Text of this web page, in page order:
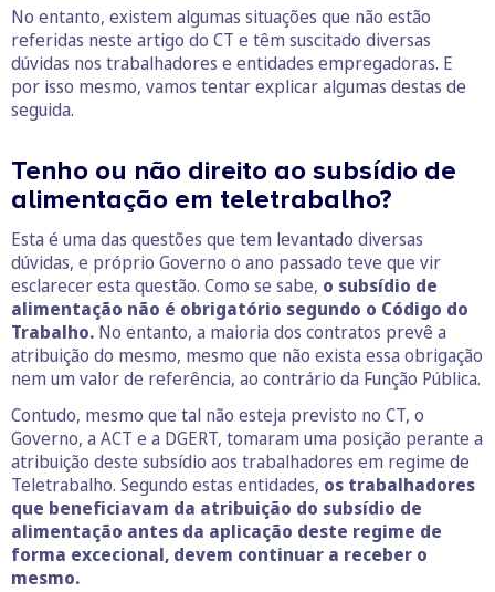
No entanto, existem algumas situações que não estão
referidas neste artigo do CT e têm suscitado diversas
dúvidas nos trabalhadores e entidades empregadoras. E
por isso mesmo, vamos tentar explicar algumas destas de
seguida.
Tenho ou não direito ao subsídio de
alimentação em teletrabalho?
Esta é uma das questões que tem levantado diversas
dúvidas, e próprio Governo o ano passado teve que vir
esclarecer esta questão. Como se sabe, o subsídio de
alimentação não é obrigatório segundo o Código do
Trabalho. No entanto, a maioria dos contratos prevê a
atribuição do mesmo, mesmo que não exista essa obrigação
nem um valor de referência, ao contrário da Função Pública.
Contudo, mesmo que tal não esteja previsto no CT, o
Governo, a ACT e a DGERT, tomaram uma posição perante a
atribuição deste subsídio aos trabalhadores em regime de
Teletrabalho. Segundo estas entidades, os trabalhadores
que beneficiavam da atribuição do subsídio de
alimentação antes da aplicação deste regime de
forma excecional, devem continuar a receber o
mesmo.